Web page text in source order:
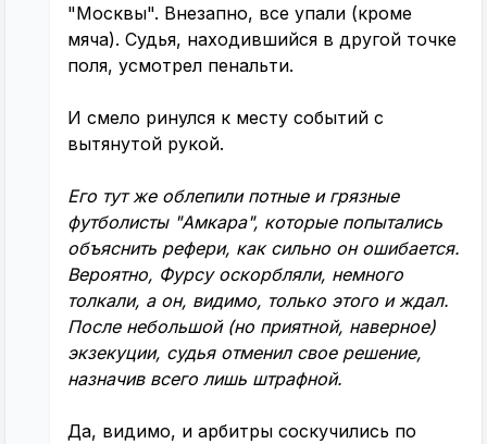
"Москвы". Внезапно, все упали (кроме
мяча). Судья, находившийся в другой точке
поля, усмотрел пенальти.
И смело ринулся к месту событий с
вытянутой рукой.
Его тут же облепили потные и грязные
футболисты "Амкара", которые попытались
объяснить рефери, как сильно он ошибается.
Вероятно, Фурсу оскорбляли, немного
толкали, а он, видимо, только этого и ждал.
После небольшой (но приятной, наверное)
экзекуции, судья отменил свое решение,
назначив всего лишь штрафной.
Да, видимо, и арбитры соскучились по